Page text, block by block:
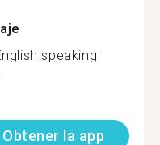
speaking
Obtener la app